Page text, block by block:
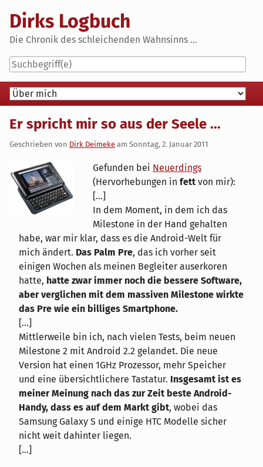
content
Dirks Logbuch
Die Chronik des schleichenden Wahnsinns ...
Navigation
Er spricht mir so aus der Seele ...
Geschrieben von Dirk Deimeke am Sonntag, 2. Januar 2011
Gefunden bei Neuerdings
(Hervorhebungen in fett von mir):
[...]
In dem Moment, in dem ich das
Milestone in der Hand gehalten
habe, war mir klar, dass es die Android-Welt für
mich ändert. Das Palm Pre, das ich vorher seit
einigen Wochen als meinen Begleiter auserkoren
hatte, hatte zwar immer noch die bessere Software,
aber verglichen mit dem massiven Milestone wirkte
das Pre wie ein billiges Smartphone.
[...]
Mittlerweile bin ich, nach vielen Tests, beim neuen
Milestone 2 mit Android 2.2 gelandet. Die neue
Version hat einen 1GHz Prozessor, mehr Speicher
und eine übersichtlichere Tastatur. Insgesamt ist es
meiner Meinung nach das zur Zeit beste Android-
Handy, dass es auf dem Markt gibt, wobei das
Samsung Galaxy S und einige HTC Modelle sicher
nicht weit dahinter liegen.
[...]